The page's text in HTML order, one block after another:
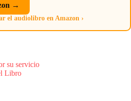
→
el audiolibro en Amazon ›
su servicio
Libro